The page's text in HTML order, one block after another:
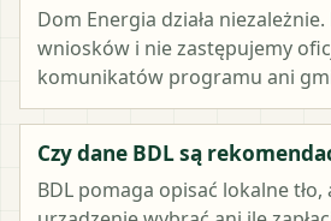
Dom Energia działa
wniosków i nie zastępujemy
komunikatów programu ani
Czy dane BDL są
BDL pomaga opisać lokalne